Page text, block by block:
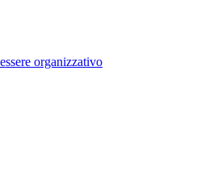
organizzativo